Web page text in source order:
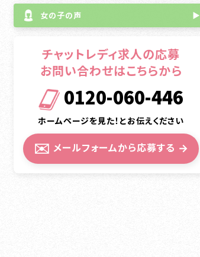
女の子の声 ▶
チャットレディ求人の応募
お問い合わせはこちらから
0120-060-446
ホームページを見た！とお伝えください
✉️ メールフォームから応募する →